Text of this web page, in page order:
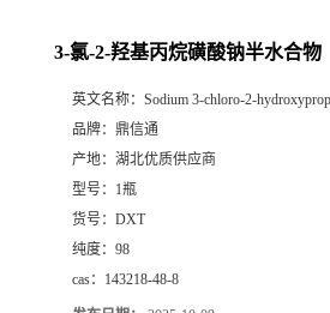
3-氯-2-羟基丙烷磺酸钠半水合物
英文名称： Sodium 3-chloro-2-
品牌： 鼎信通
产地： 湖北优质供应商
型号： 1瓶
货号： DXT
纯度： 98
cas： 143218-48-8